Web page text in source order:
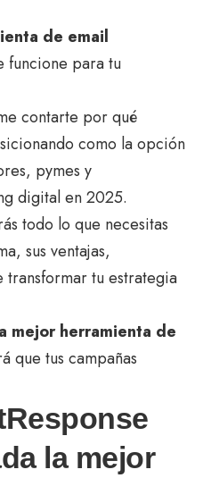
de email
funcione para tu
contarte por qué
como la opción
pymes y
digital en 2025.
todo lo que necesitas
sus ventajas,
transformar tu estrategia
mejor herramienta de
que tus campañas
la mejor